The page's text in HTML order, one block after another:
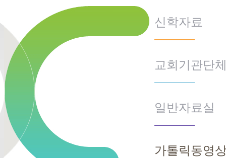
신학자료
교회기관단
일반자료실
가톨릭동영